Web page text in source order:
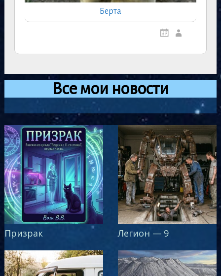
Берта
Все мои новости
Призрак Легион — 9